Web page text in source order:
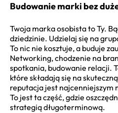
Budowanie marki bez
Twoja marka osobista to Ty.
dziedzinie. Udzielaj się na
To nic nie kosztuje, a buduje
Networking, chodzenie na
spotkania, budowanie relacji.
które składają się na
reputacja jest
To jest ta część, gdzie
strategią długoterminową.